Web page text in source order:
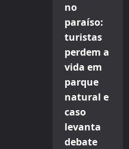
no
paraíso:
turistas
perdem a
vida em
parque
natural e
caso
levanta
debate